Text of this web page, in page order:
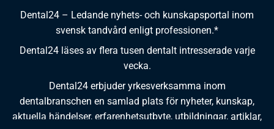
Dental24 – Ledande nyhets- och kunskapsportal inom
svensk tandvård enligt professionen.*
Dental24 läses av flera tusen dentalt intresserade varje
vecka.
Dental24 erbjuder yrkesverksamma inom
dentalbranschen en samlad plats för nyheter, kunskap,
aktuella händelser, erfarenhetsutbyte, utbildningar, artiklar,